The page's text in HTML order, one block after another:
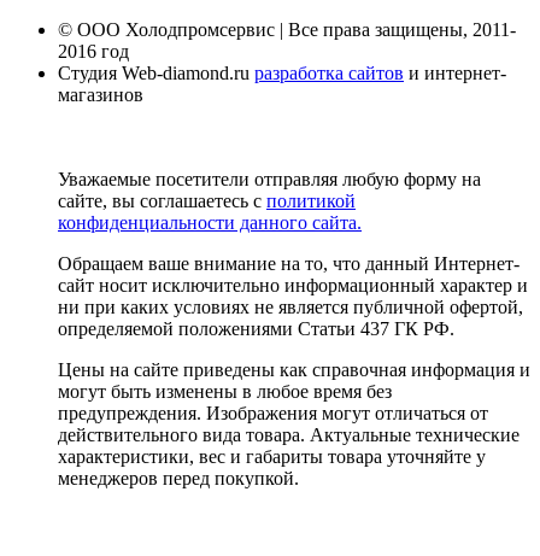
© ООО Холодпромсервис | Все права защищены, 2011-
2016 год
Студия Web-diamond.ru разработка сайтов и интернет-
магазинов
Уважаемые посетители отправляя любую форму на
сайте, вы соглашаетесь с политикой
конфиденциальности данного сайта.
Обращаем ваше внимание на то, что данный Интернет-
сайт носит исключительно информационный характер и
ни при каких условиях не является публичной офертой,
определяемой положениями Статьи 437 ГК РФ.
Цены на сайте приведены как справочная информация и
могут быть изменены в любое время без
предупреждения. Изображения могут отличаться от
действительного вида товара. Актуальные технические
характеристики, вес и габариты товара уточняйте у
менеджеров перед покупкой.